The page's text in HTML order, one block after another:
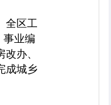
全区工
事业编
办、
成城乡